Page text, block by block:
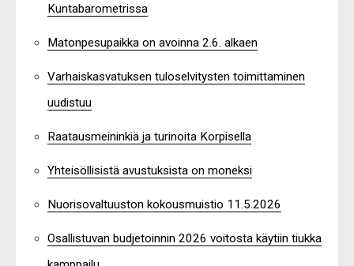
Kuntabarometrissa
Matonpesupaikka on avoinna 2.6. alkaen
Varhaiskasvatuksen tuloselvitysten toimittaminen
uudistuu
Raatausmeininkiä ja turinoita Korpisella
Yhteisöllisistä avustuksista on moneksi
Nuorisovaltuuston kokousmuistio 11.5.2026
Osallistuvan budjetoinnin 2026 voitosta käytiin tiukka